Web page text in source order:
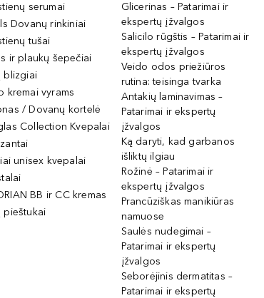
serumai
Dovanų rinkiniai
tušai
ir plaukų šepečiai
blizgiai
kremai vyrams
/ Dovanų kortelė
Collection Kvepalai
unisex kvepalai
BB ir CC kremas
pieštukai
Glicerinas – Patarimai ir
ekspertų įžvalgos
Salicilo rūgštis – Patarimai ir
ekspertų įžvalgos
Veido odos priežiūros
rutina: teisinga tvarka
Antakių laminavimas –
Patarimai ir ekspertų
įžvalgos
Ką daryti, kad garbanos
išliktų ilgiau
Rožinė – Patarimai ir
ekspertų įžvalgos
Prancūziškas manikiūras
namuose
Saulės nudegimai –
Patarimai ir ekspertų
įžvalgos
Seborėjinis dermatitas –
Patarimai ir ekspertų